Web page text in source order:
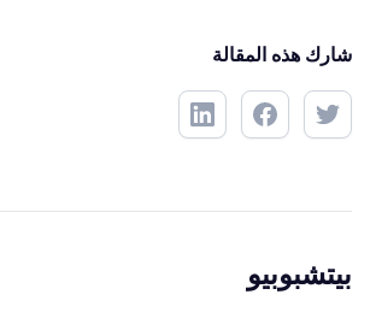
شارك هذه المقالة
بيتشبوبيو